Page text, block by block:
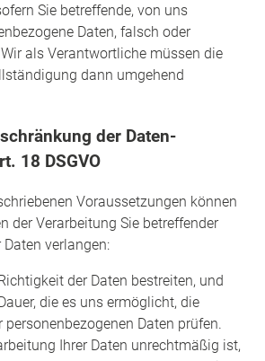
Sie betreffende, von uns
Daten, falsch oder
als Verantwortliche müssen die
dann umgehend
der Daten-
18 DSGVO
Voraussetzungen können
der Verarbeitung Sie betreffender
verlangen:
der Daten bestreiten, und
die es uns ermöglicht, die
personenbezogenen Daten prüfen.
Ihrer Daten unrechtmäßig ist,